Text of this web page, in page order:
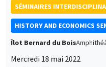
SÉMINAIRES
HISTORY AND ECONOMICS
Îlot Bernard du Bois
Mercredi 18 mai 2022